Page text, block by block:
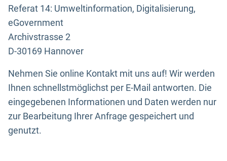
Referat 14: Umweltinformation, Digitalisierung,
eGovernment
Archivstrasse 2
D-30169 Hannover
Nehmen Sie online Kontakt mit uns auf! Wir werden
Ihnen schnellstmöglichst per E-Mail antworten. Die
eingegebenen Informationen und Daten werden nur
zur Bearbeitung Ihrer Anfrage gespeichert und
genutzt.